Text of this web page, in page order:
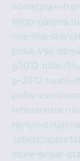
hometown-
shop-garena.ru
one-life-
poka-vse-
g2012.rutst-1.ru
g-2012.ruops-
poka-vse-
tehosmotre.ru
raytor-d.ru
store-brawl-